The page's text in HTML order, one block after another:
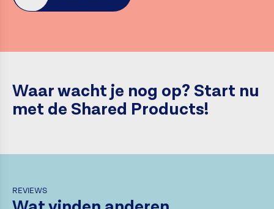
Waar wacht je nog op? Start nu
met de Shared Products!
REVIEWS